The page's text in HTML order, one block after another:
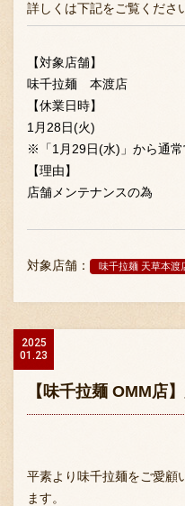
詳しくは下記をご覧くださ
【対象店舗】
味千拉麺 本渡店
【休業日時】
1月28日(火)
※「1月29日(水)」から通
【理由】
店舗メンテナンスの為
対象店舗： 味千拉麺 天草本渡
2025
01.23
【味千拉麺 OMM店
平素より味千拉麺をご愛顧
ます。